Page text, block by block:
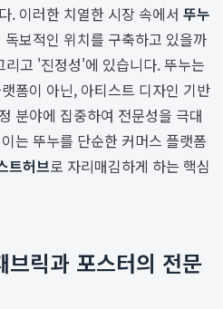
. 이러한 치열한 시장 속에서 뚜누
보적인 위치를 구축하고 있을까
고 '진정성'에 있습니다. 뚜누는
폼이 아닌, 아티스트 디자인 기반
분야에 집중하여 전문성을 극대
는 뚜누를 단순한 커머스 플랫폼
트허브로 자리매김하게 하는 핵심
릭과 포스터의 전문